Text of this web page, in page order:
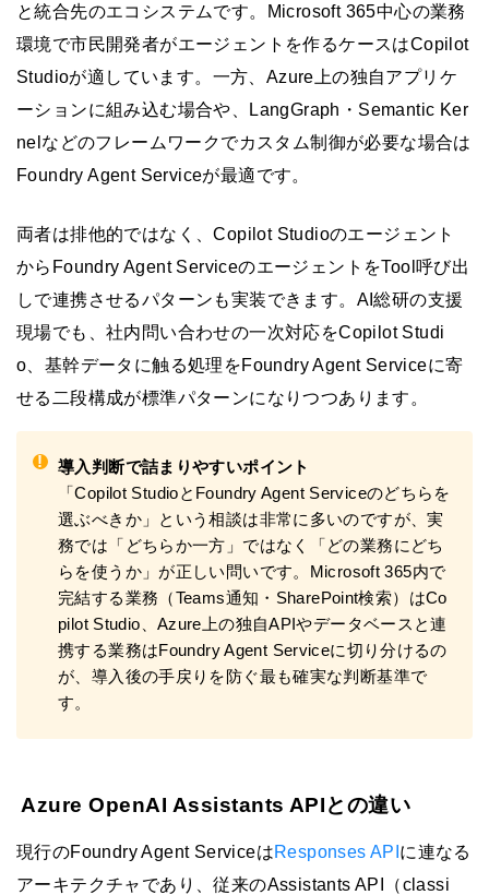
と統合先のエコシステムです。Microsoft 365中心の業務
環境で市民開発者がエージェントを作るケースはCopilot
Studioが適しています。一方、Azure上の独自アプリケ
ーションに組み込む場合や、LangGraph・Semantic Ker
nelなどのフレームワークでカスタム制御が必要な場合は
Foundry Agent Serviceが最適です。
両者は排他的ではなく、Copilot Studioのエージェント
からFoundry Agent ServiceのエージェントをTool呼び出
しで連携させるパターンも実装できます。AI総研の支援
現場でも、社内問い合わせの一次対応をCopilot Studi
o、基幹データに触る処理をFoundry Agent Serviceに寄
せる二段構成が標準パターンになりつつあります。
!
導入判断で詰まりやすいポイント
「Copilot StudioとFoundry Agent Serviceのどちらを
選ぶべきか」という相談は非常に多いのですが、実
務では「どちらか一方」ではなく「どの業務にどち
らを使うか」が正しい問いです。Microsoft 365内で
完結する業務（Teams通知・SharePoint検索）はCo
pilot Studio、Azure上の独自APIやデータベースと連
携する業務はFoundry Agent Serviceに切り分けるの
が、導入後の手戻りを防ぐ最も確実な判断基準で
す。
Azure OpenAI Assistants APIとの違い
現行のFoundry Agent ServiceはResponses API に連なる
アーキテクチャであり、従来のAssistants API（classi